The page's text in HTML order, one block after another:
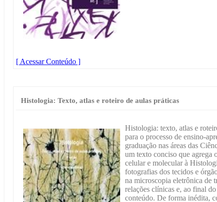
[ Acessar Conteúdo ]
Histologia: Texto, atlas e roteiro de aulas práticas
Histologia: texto, atlas e
para o processo de ensino-
graduação nas áreas das
um texto conciso que agrega
celular e molecular à
fotografias dos tecidos e
na microscopia eletrônica de
relações clínicas e, ao final
conteúdo. De forma inédita,